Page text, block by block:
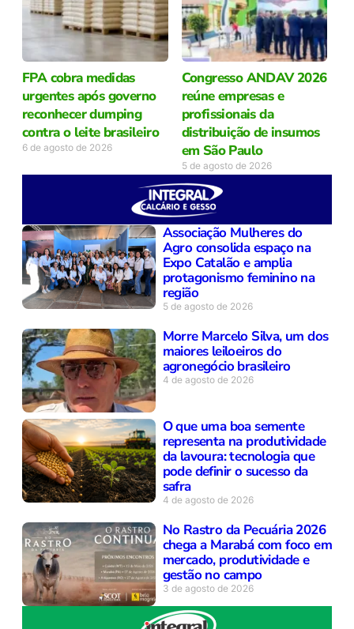
FPA cobra medidas
urgentes após governo
reconhecer dumping
contra o leite brasileiro
6 de agosto de 2026
Congresso ANDAV 2026
reúne empresas e
profissionais da
distribuição de insumos
em São Paulo
5 de agosto de 2026
Associação Mulheres do
Agro consolida espaço na
Expo Catalão e amplia
protagonismo feminino na
região
5 de agosto de 2026
Morre Marcelo Silva, um dos
maiores leiloeiros do
agronegócio brasileiro
4 de agosto de 2026
O que uma boa semente
representa na produtividade
da lavoura: tecnologia que
pode definir o sucesso da
safra
4 de agosto de 2026
No Rastro da Pecuária 2026
chega a Marabá com foco em
mercado, produtividade e
gestão no campo
3 de agosto de 2026